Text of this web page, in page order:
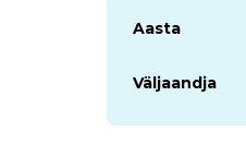
Aasta
Väljaandja